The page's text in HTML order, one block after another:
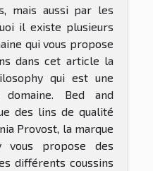
mais aussi par les
il existe plusieurs
qui vous propose
dans cet article la
qui est une
Bed and
des lins de qualité
Provost, la marque
vous propose des
différents coussins